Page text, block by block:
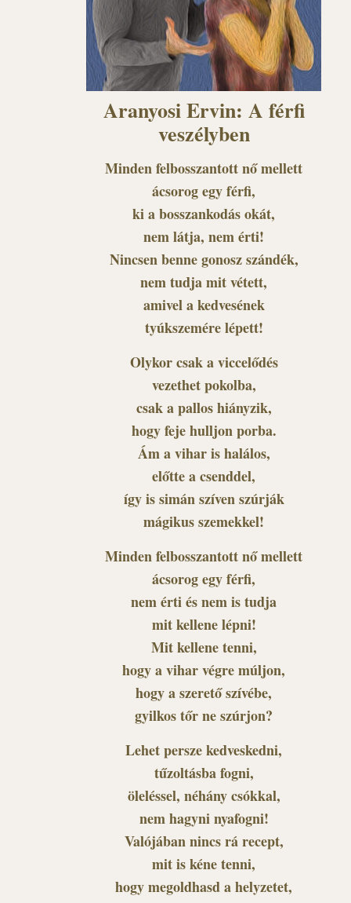
Aranyosi Ervin: A férfi
veszélyben
Minden felbosszantott nő mellett
ácsorog egy férfi,
ki a bosszankodás okát,
nem látja, nem érti!
Nincsen benne gonosz szándék,
nem tudja mit vétett,
amivel a kedvesének
tyúkszemére lépett!
Olykor csak a viccelődés
vezethet pokolba,
csak a pallos hiányzik,
hogy feje hulljon porba.
Ám a vihar is halálos,
előtte a csenddel,
így is simán szíven szúrják
mágikus szemekkel!
Minden felbosszantott nő mellett
ácsorog egy férfi,
nem érti és nem is tudja
mit kellene lépni!
Mit kellene tenni,
hogy a vihar végre múljon,
hogy a szerető szívébe,
gyilkos tőr ne szúrjon?
Lehet persze kedveskedni,
tűzoltásba fogni,
öleléssel, néhány csókkal,
nem hagyni nyafogni!
Valójában nincs rá recept,
mit is kéne tenni,
hogy megoldhasd a helyzetet,